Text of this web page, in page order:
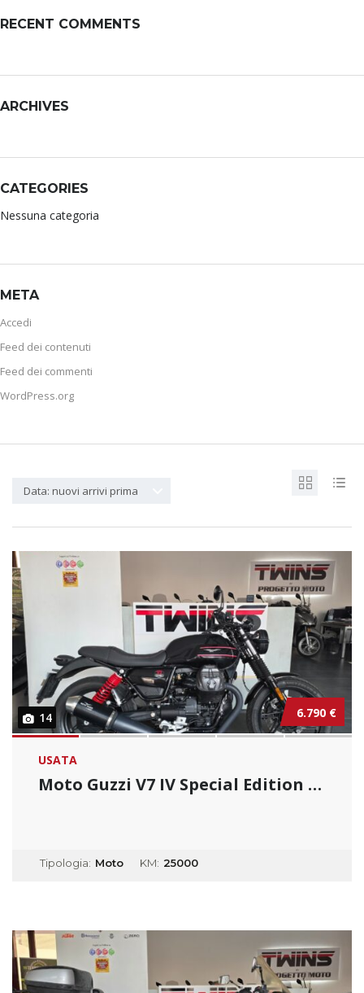
RECENT COMMENTS
ARCHIVES
CATEGORIES
Nessuna categoria
META
Accedi
Feed dei contenuti
Feed dei commenti
WordPress.org
Data: nuovi arrivi prima
14 6.790 €
USATA
Moto Guzzi V7 IV Special Edition _ Usato Per...
Tipologia: Moto KM: 25000